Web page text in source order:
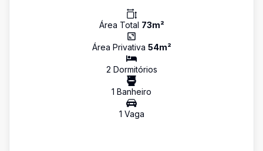
Área Total 73m²
Área Privativa 54m²
2 Dormitórios
1 Banheiro
1 Vaga